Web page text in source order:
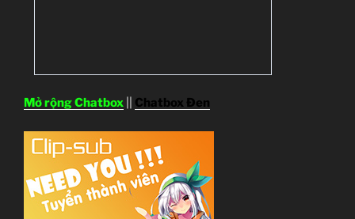
Mở rộng Chatbox Chatbox Đen